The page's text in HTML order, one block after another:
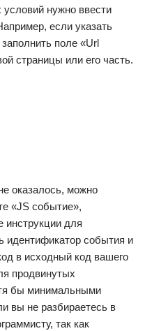
нужно ввести
если указать
поле «Url
страницы или его часть.
оказалось, можно
«JS событие»,
инструкции для
идентификатор события и
в исходный код вашего
продвинутых
бы минимальными
вы не разбираетесь в
так как